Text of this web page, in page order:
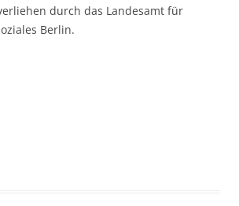
durch das Landesamt für
Berlin.